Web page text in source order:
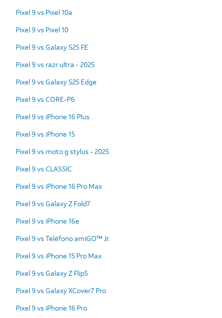
Pixel 9 vs Pixel 10a
Pixel 9 vs Pixel 10
Pixel 9 vs Galaxy S25 FE
Pixel 9 vs razr ultra - 2025
Pixel 9 vs Galaxy S25 Edge
Pixel 9 vs CORE-P6
Pixel 9 vs iPhone 16 Plus
Pixel 9 vs iPhone 15
Pixel 9 vs moto g stylus - 2025
Pixel 9 vs CLASSIC
Pixel 9 vs iPhone 16 Pro Max
Pixel 9 vs Galaxy Z Fold7
Pixel 9 vs iPhone 16e
Pixel 9 vs Teléfono amiGO™ Jr.
Pixel 9 vs iPhone 15 Pro Max
Pixel 9 vs Galaxy Z Flip5
Pixel 9 vs Galaxy XCover7 Pro
Pixel 9 vs iPhone 16 Pro